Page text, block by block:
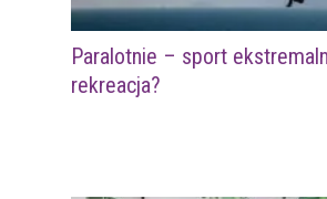
Paralotnie – sport
rekreacja?